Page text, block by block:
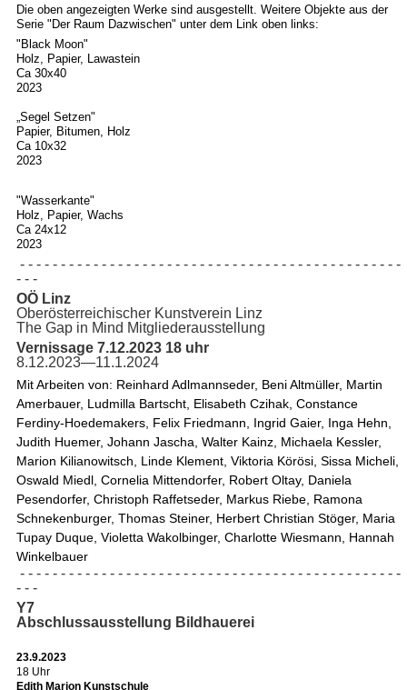
Die oben angezeigten Werke sind ausgestellt. Weitere Objekte aus der
Serie "Der Raum Dazwischen" unter dem Link oben links:
"Black Moon"
Holz, Papier, Lawastein
Ca 30x40
2023
„Segel Setzen"
Papier, Bitumen, Holz
Ca 10x32
2023
"Wasserkante"
Holz, Papier, Wachs
Ca 24x12
2023
- - - - - - - - - - - - - - - - - - - - - - - - - - - - - - - - - - - - - - - - - - - - - - -
- - -
OÖ Linz
Oberösterreichischer Kunstverein Linz
The Gap in Mind Mitgliederausstellung
Vernissage 7.12.2023 18 uhr
8.12.2023—11.1.2024
Mit Arbeiten von: Reinhard Adlmannseder, Beni Altmüller, Martin
Amerbauer, Ludmilla Bartscht, Elisabeth Czihak, Constance
Ferdiny-Hoedemakers, Felix Friedmann, Ingrid Gaier, Inga Hehn,
Judith Huemer, Johann Jascha, Walter Kainz, Michaela Kessler,
Marion Kilianowitsch, Linde Klement, Viktoria Körösi, Sissa Micheli,
Oswald Miedl, Cornelia Mittendorfer, Robert Oltay, Daniela
Pesendorfer, Christoph Raffetseder, Markus Riebe, Ramona
Schnekenburger, Thomas Steiner, Herbert Christian Stöger, Maria
Tupay Duque, Violetta Wakolbinger, Charlotte Wiesmann, Hannah
Winkelbauer
- - - - - - - - - - - - - - - - - - - - - - - - - - - - - - - - - - - - - - - - - - - - - - -
- - -
Y7
Abschlussausstellung Bildhauerei
23.9.2023
18 Uhr
Edith Marion Kunstschule